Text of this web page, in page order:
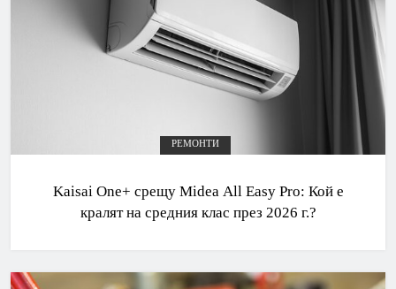
РЕМОНТИ
Kaisai One+ срещу Midea All Easy Pro: Кой е
кралят на средния клас през 2026 г.?